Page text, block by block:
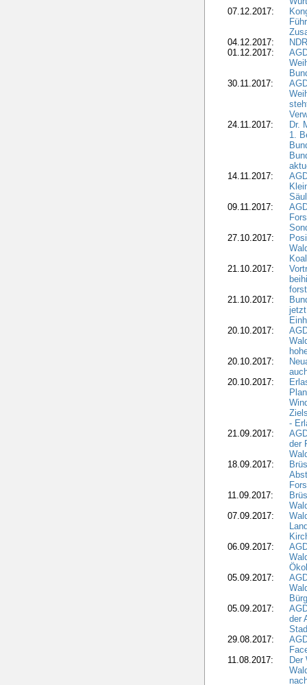
07.12.2017:
04.12.2017:
01.12.2017:
30.11.2017:
24.11.2017:
Dr.
1.
14.11.2017:
09.11.2017:
27.10.2017:
21.10.2017:
21.10.2017:
20.10.2017:
20.10.2017:
20.10.2017:
-
21.09.2017:
der
18.09.2017:
11.09.2017:
07.09.2017:
06.09.2017:
05.09.2017:
05.09.2017:
der
29.08.2017:
11.08.2017:
Der